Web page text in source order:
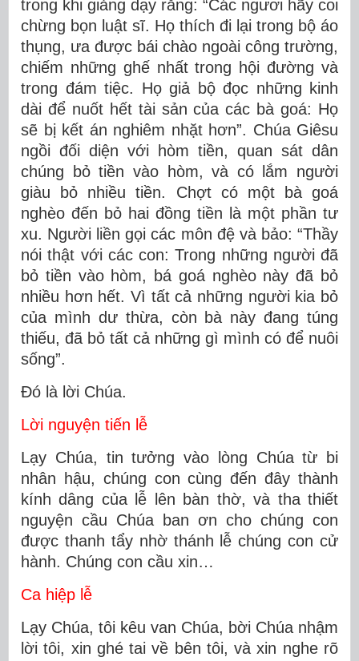
trong khi giảng dạy rằng: “Các ngươi hãy coi
chừng bọn luật sĩ. Họ thích đi lại trong bộ áo
thụng, ưa được bái chào ngoài công trường,
chiếm những ghế nhất trong hội đường và
trong đám tiệc. Họ giả bộ đọc những kinh
dài để nuốt hết tài sản của các bà goá: Họ
sẽ bị kết án nghiêm nhặt hơn”. Chúa Giêsu
ngồi đối diện với hòm tiền, quan sát dân
chúng bỏ tiền vào hòm, và có lắm người
giàu bỏ nhiều tiền. Chợt có một bà goá
nghèo đến bỏ hai đồng tiền là một phần tư
xu. Người liền gọi các môn đệ và bảo: “Thầy
nói thật với các con: Trong những người đã
bỏ tiền vào hòm, bá goá nghèo này đã bỏ
nhiều hơn hết. Vì tất cả những người kia bỏ
của mình dư thừa, còn bà này đang túng
thiếu, đã bỏ tất cả những gì mình có để nuôi
sống”.
Ðó là lời Chúa.
Lời nguyện tiến lễ
Lạy Chúa, tin tưởng vào lòng Chúa từ bi
nhân hậu, chúng con cùng đến đây thành
kính dâng của lễ lên bàn thờ, và tha thiết
nguyện cầu Chúa ban ơn cho chúng con
được thanh tẩy nhờ thánh lễ chúng con cử
hành. Chúng con cầu xin…
Ca hiệp lễ
Lạy Chúa, tôi kêu van Chúa, bời Chúa nhậm
lời tôi, xin ghé tai về bên tôi, và xin nghe rõ